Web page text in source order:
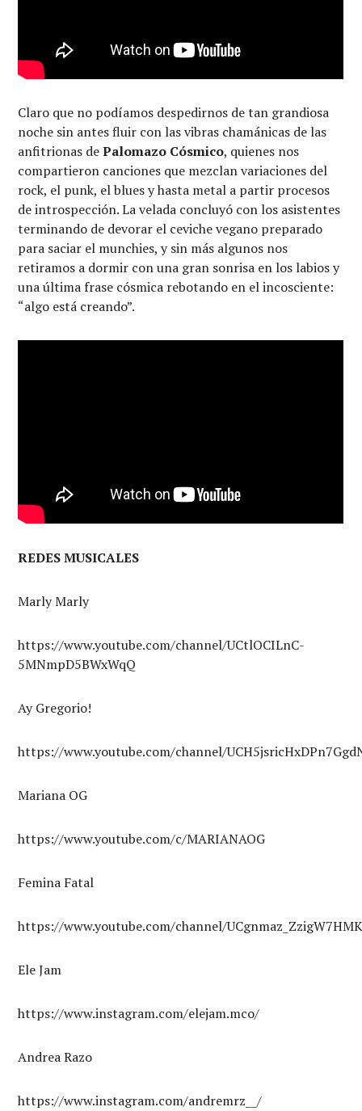
Claro que no podíamos despedirnos de tan grandiosa
noche sin antes fluir con las vibras chamánicas de las
anfitrionas dePalomazo Cósmico, quienes nos
compartieron canciones que mezclan variaciones del
rock, el punk, el blues y hasta metal a partir procesos
de introspección. La velada concluyó con los asistentes
terminando de devorar el ceviche vegano preparado
para saciar el munchies, y sin más algunos nos
retiramos a dormir con una gran sonrisa en los labios y
una última frase cósmica rebotando en el incosciente:
“algo está creando”.
REDES MUSICALES
Marly Marly
https://www.youtube.com/channel/UCtlOCILnC-
5MNmpD5BWxWqQ
Ay Gregorio!
https://www.youtube.com/channel/
Mariana OG
https://www.youtube.com/c/MARIANAOG
Femina Fatal
https://www.youtube.com/channel/
Ele Jam
https://www.instagram.com/elejam.mco/
Andrea Razo
https://www.instagram.com/andremrz__/